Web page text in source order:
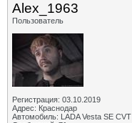
Alex_1963
Пользователь
Регистрация: 03.10.2019
Адрес: Краснодар
Автомобиль: LADA Vesta SE CVT